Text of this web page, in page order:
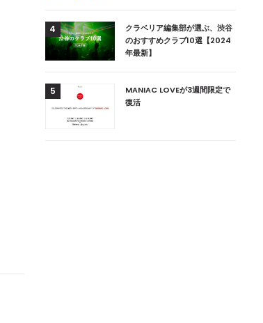
4
クラベリア編集部が選ぶ、渋谷
のおすすめクラブ10選【2024
年最新】
5
MANIAC LOVEが3週間限定で
復活